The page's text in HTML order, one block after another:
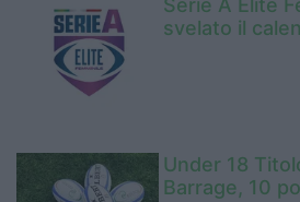
Serie A Elite
svelato il
Under 18
Barrage, 10